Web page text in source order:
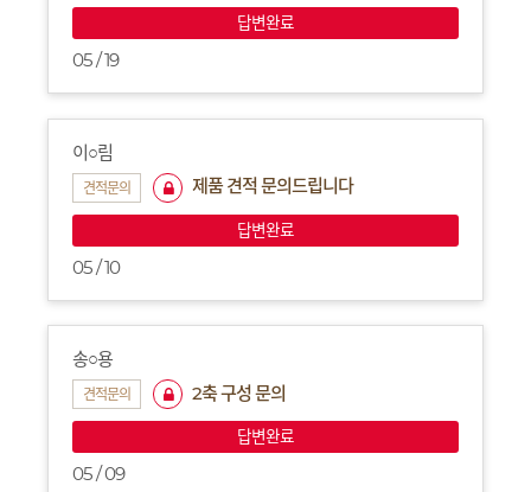
답변완료
05 / 19
이○림
견적문의 제품 견적 문의드립니다
답변완료
05 / 10
송○용
견적문의 2축 구성 문의
답변완료
05 / 09